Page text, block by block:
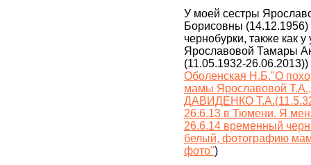
У моей сестры
Борисовны (14.12.1956)
чернобурки, также как
Ярославовой Тамары
(11.05.1932-26.06.2013))
Оболенская Н.Б."О
мамы Ярославовой
ДАВИДЕНКО
26.6.13 в Тюмени. Я
26.6.14 временный
белый, фотографию
фото")